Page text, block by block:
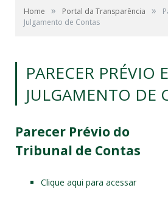
Home » Portal da Transparência »
Julgamento de Contas
PARECER PRÉVIO E
JULGAMENTO DE
Parecer Prévio do
Tribunal de Contas
Clique aqui para acessar